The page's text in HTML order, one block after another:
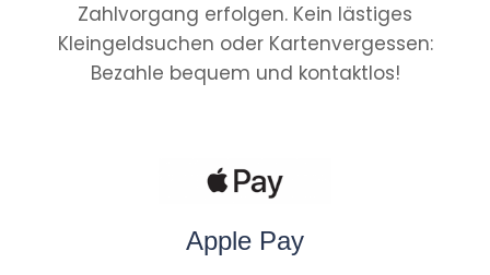
Zahlvorgang erfolgen. Kein lästiges
Kleingeldsuchen oder Kartenvergessen:
Bezahle bequem und kontaktlos!
Apple Pay